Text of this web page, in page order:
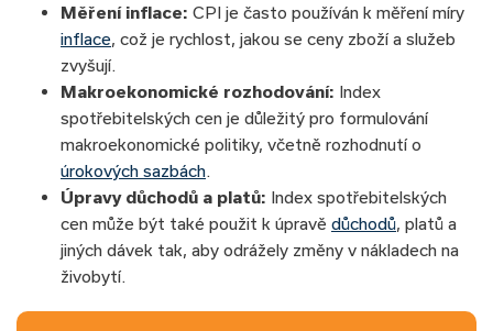
Měření inflace: CPI je často používán k měření míry
inflace , což je rychlost, jakou se ceny zboží a služeb
zvyšují.
Makroekonomické rozhodování: Index
spotřebitelských cen je důležitý pro formulování
makroekonomické politiky, včetně rozhodnutí o
úrokových sazbách
Úpravy důchodů a platů: Index spotřebitelských
cen může být také použit k úpravě důchodů , platů a
jiných dávek tak, aby odrážely změny v nákladech na
živobytí.